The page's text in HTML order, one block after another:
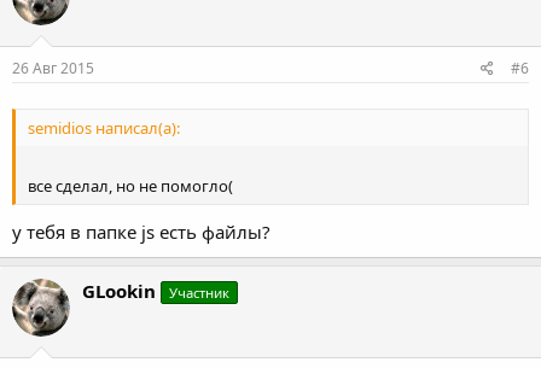
26 Авг 2015 #6
semidios написал(а):
все сделал, но не помогло(
у тебя в папке js есть файлы?
GLookin Участник